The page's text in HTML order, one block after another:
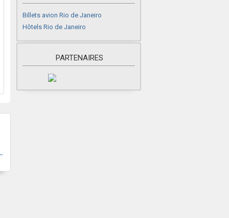
Billets avion Rio de Janeiro
Hôtels Rio de Janeiro
PARTENAIRES